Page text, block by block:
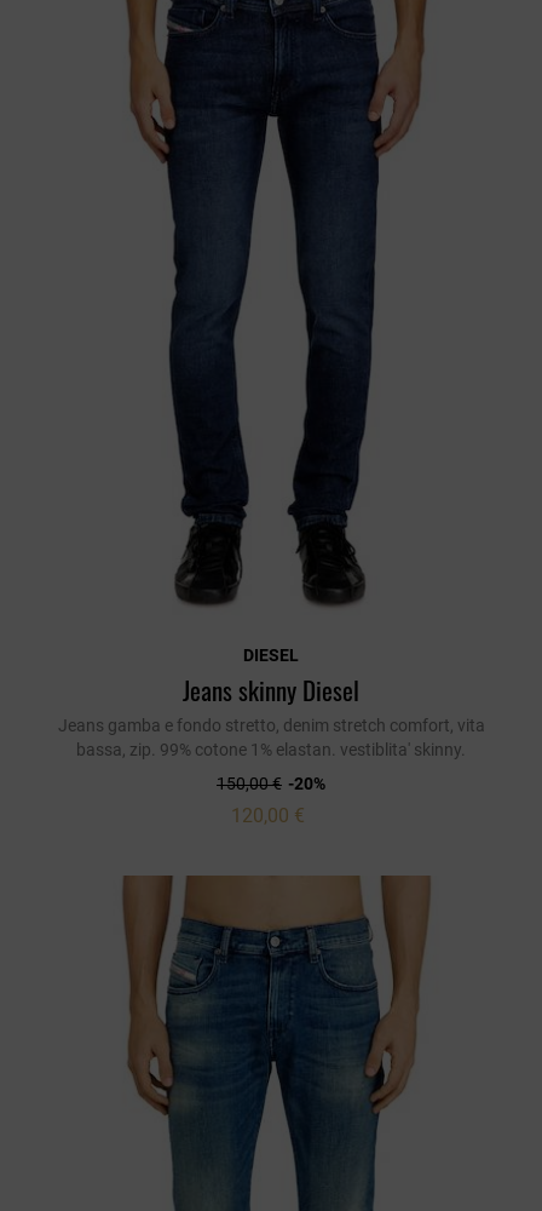
DIESEL
Jeans skinny Diesel
Jeans gamba e fondo stretto, denim stretch comfort, vita
bassa, zip. 99% cotone 1% elastan. vestiblita' skinny.
150,00 € -20%
120,00 €